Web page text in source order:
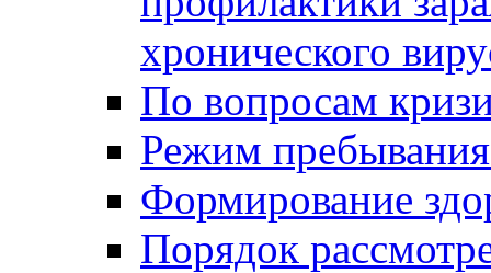
хронического
По вопросам
Режим
Формирование
Порядок